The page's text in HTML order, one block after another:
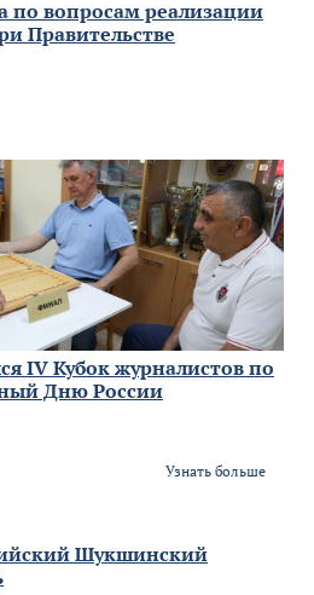
по вопросам реализации
Правительстве
IV Кубок журналистов по
Дню России
Узнать больше
Шукшинский